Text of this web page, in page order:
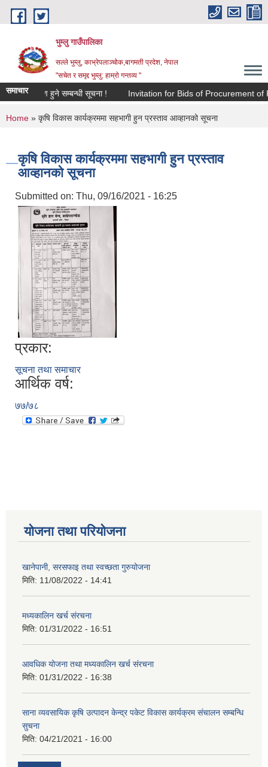
Skip to main content
भुम्लु गाउँपालिका
सल्ले भुम्लु, काभ्रेपलाञ्चोक,बागमती प्रदेश, नेपाल
"सचेत र समृद्द भुम्लु: हाम्राे गन्तव्य "
समाचार
सूचिकरण हुने सम्बन्धी सूचना ! Invitation for Bids of Procurement of
You are here
Home » कृषि विकास कार्यक्रममा सहभागी हुन प्रस्ताव आव्हानको सूचना
कृषि विकास कार्यक्रममा सहभागी हुन प्रस्ताव
आव्हानको सूचना
Submitted on: Thu, 09/16/2021 - 16:25
प्रकार:
सूचना तथा समाचार
आर्थिक वर्ष:
७७/७८
योजना तथा परियोजना
खानेपानी, सरसफाइ तथा स्वच्छता गुरुयोजना
मिति: 11/08/2022 - 14:41
मध्यकालिन खर्च संरचना
मिति: 01/31/2022 - 16:51
आवधिक योजना तथा मध्यकालिन खर्च संरचना
मिति: 01/31/2022 - 16:38
साना व्यवसायिक कृषि उत्पादन केन्द्र पकेट विकास कार्यक्रम संचालन सम्बन्धि
सुचना
मिति: 04/21/2021 - 16:00